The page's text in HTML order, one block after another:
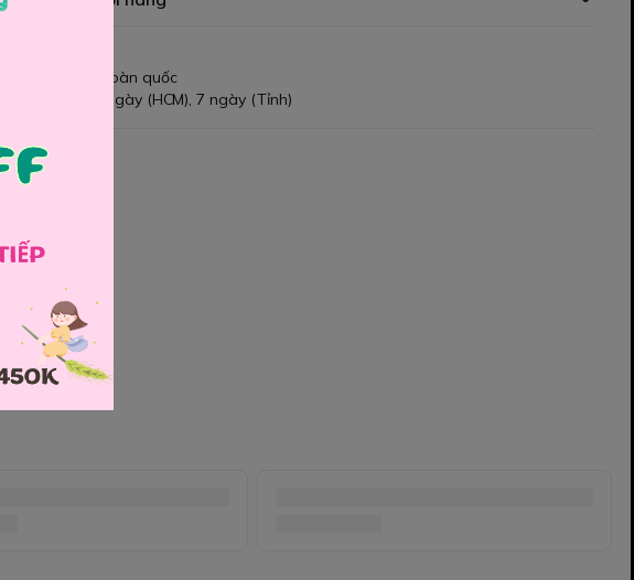
Giao hàng toàn quốc
Đổi hàng 3 ngày (HCM), 7 ngày (Tỉnh)
Chia sẻ